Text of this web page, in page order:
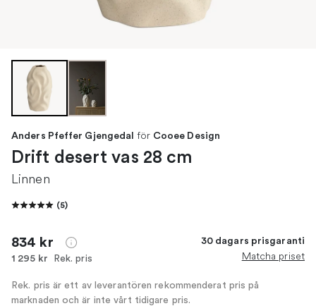
Anders Pfeffer Gjengedal för Cooee Design
Drift desert vas 28 cm
Linnen
(5)
834 kr
1 295 kr Rek. pris
30 dagars prisgaranti
Matcha priset
Rek. pris är ett av leverantören rekommenderat pris på
marknaden och är inte vårt tidigare pris.